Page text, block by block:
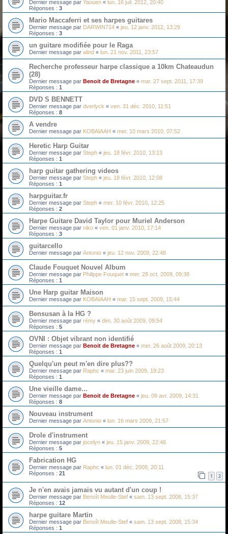
Dernier message par Yaouen « lun. 16 juil. 2012, 20:40
Réponses : 3
Mario Maccaferri et ses harpes guitares
Dernier message par DARWIN714 « jeu. 12 janv. 2012, 13:29
Réponses : 3
un guitare modifiée pour le Raga
Dernier message par alind « lun. 21 nov. 2011, 23:57
Recherche professeur harpe classique a 10km Chateaudun
(28)
Dernier message par Benoit de Bretagne « mar. 27 sept. 2011, 17:39
Réponses : 1
DVD S BENNETT
Dernier message par dverlyck « ven. 31 déc. 2010, 11:51
Réponses : 8
A vendre
Dernier message par KOBAIAAH « mer. 10 mars 2010, 07:52
Heretic Harp Guitar
Dernier message par Steph « jeu. 18 févr. 2010, 13:13
Réponses : 1
harp guitar gathering videos
Dernier message par Steph « jeu. 18 févr. 2010, 12:08
Réponses : 1
harpguitar.fr
Dernier message par Steph « mer. 10 févr. 2010, 12:25
Réponses : 2
Harpe Guitare David Taylor pour Muriel Anderson
Dernier message par niko « ven. 01 janv. 2010, 17:14
Réponses : 3
guitarcello
Dernier message par Antonio « jeu. 12 nov. 2009, 22:48
Claude Fouquet Nouvel Album
Dernier message par Philippe Fouquet « mer. 28 oct. 2009, 09:38
Réponses : 1
Une Harp guitar Maison
Dernier message par KOBAIAAH « mar. 15 sept. 2009, 15:44
Bensusan à la HG ?
Dernier message par rémy « dim. 30 août 2009, 09:54
Réponses : 5
OVNI : Objet vibrant non identifié
Dernier message par Benoit de Bretagne « mer. 26 août 2009, 20:13
Réponses : 1
Quelqu'un peut m'en dire plus??
Dernier message par Raphc « mar. 23 juin 2009, 19:23
Réponses : 1
Une vieille dame...
Dernier message par Benoit de Bretagne « jeu. 09 avr. 2009, 14:31
Réponses : 8
Nouveau instrument
Dernier message par Antonio « lun. 16 mars 2009, 21:57
Drole d'instrument
Dernier message par jocelyn « jeu. 15 janv. 2009, 22:46
Réponses : 5
Fabrication HG
Dernier message par Raphc « lun. 01 déc. 2008, 20:11
Réponses : 21 1 2
Je n'en avais jamais vu autant d'un coup !
Dernier message par Benoît Meulle-Stef « sam. 13 sept. 2008, 15:37
Réponses : 12
harpe guitare Martin
Dernier message par Benoît Meulle-Stef « sam. 13 sept. 2008, 15:34
Réponses : 1